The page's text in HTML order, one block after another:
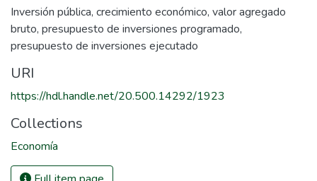
Inversión pública, crecimiento económico, valor agregado
bruto, presupuesto de inversiones programado,
presupuesto de inversiones ejecutado
URI
https://hdl.handle.net/20.500.14292/1923
Collections
Economía